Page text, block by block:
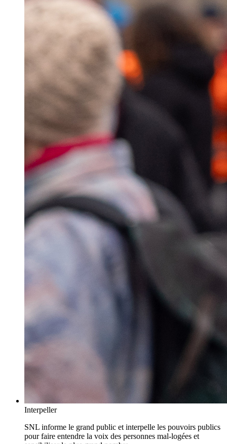
Interpeller
SNL informe le grand public et interpelle les pouvoirs publics
pour faire entendre la voix des personnes mal-logées et